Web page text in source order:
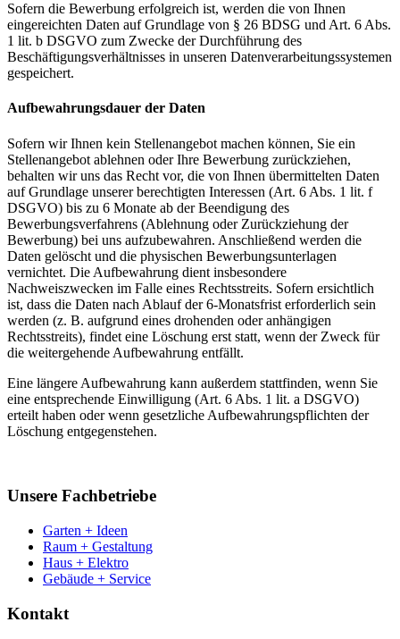
Sofern die Bewerbung erfolgreich ist, werden die von Ihnen
eingereichten Daten auf Grundlage von § 26 BDSG und Art. 6 Abs.
1 lit. b DSGVO zum Zwecke der Durchführung des
Beschäftigungsverhältnisses in unseren Datenverarbeitungssystemen
gespeichert.
Aufbewahrungsdauer der Daten
Sofern wir Ihnen kein Stellenangebot machen können, Sie ein
Stellenangebot ablehnen oder Ihre Bewerbung zurückziehen,
behalten wir uns das Recht vor, die von Ihnen übermittelten Daten
auf Grundlage unserer berechtigten Interessen (Art. 6 Abs. 1 lit. f
DSGVO) bis zu 6 Monate ab der Beendigung des
Bewerbungsverfahrens (Ablehnung oder Zurückziehung der
Bewerbung) bei uns aufzubewahren. Anschließend werden die
Daten gelöscht und die physischen Bewerbungsunterlagen
vernichtet. Die Aufbewahrung dient insbesondere
Nachweiszwecken im Falle eines Rechtsstreits. Sofern ersichtlich
ist, dass die Daten nach Ablauf der 6-Monatsfrist erforderlich sein
werden (z. B. aufgrund eines drohenden oder anhängigen
Rechtsstreits), findet eine Löschung erst statt, wenn der Zweck für
die weitergehende Aufbewahrung entfällt.
Eine längere Aufbewahrung kann außerdem stattfinden, wenn Sie
eine entsprechende Einwilligung (Art. 6 Abs. 1 lit. a DSGVO)
erteilt haben oder wenn gesetzliche Aufbewahrungspflichten der
Löschung entgegenstehen.
Unsere Fachbetriebe
Garten + Ideen
Raum + Gestaltung
Haus + Elektro
Gebäude + Service
Kontakt